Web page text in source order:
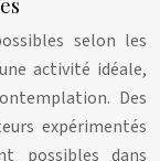
selon les
activité idéale,
Des
expérimentés
possibles dans